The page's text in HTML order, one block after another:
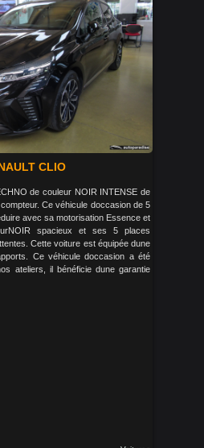
CLIO
de couleur NOIR INTENSE de
Ce véhicule doccasion de 5
avec sa motorisation Essence et
spacieux et ses 5 places
Cette voiture est équipée dune
Ce véhicule doccasion a été
ateliers, il bénéficie dune garantie